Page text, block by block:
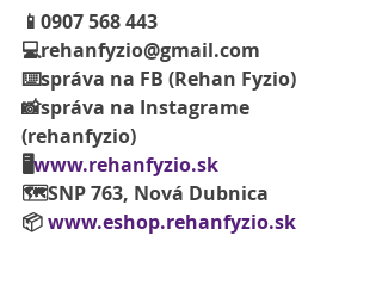
📱0907 568 443
💻rehanfyzio@gmail.com
⌨️správa na FB (Rehan Fyzio)
📸správa na Instagrame
(rehanfyzio)
🖥www.rehanfyzio.sk
🗺SNP 763, Nová Dubnica
📦 www.eshop.rehanfyzio.sk